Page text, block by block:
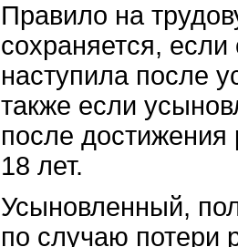
Правило на
сохраняется,
наступила после
также если
после достижения
18 лет.
Усыновленный,
по случаю потери